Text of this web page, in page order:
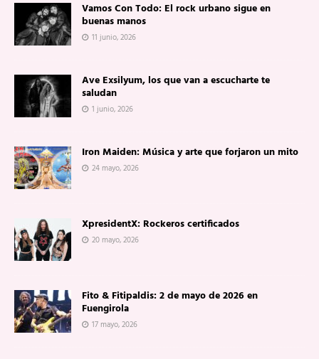
Vamos Con Todo: El rock urbano sigue en
buenas manos
11 junio, 2026
Ave Exsilyum, los que van a escucharte te
saludan
1 junio, 2026
Iron Maiden: Música y arte que forjaron un mito
24 mayo, 2026
XpresidentX: Rockeros certificados
20 mayo, 2026
Fito & Fitipaldis: 2 de mayo de 2026 en
Fuengirola
17 mayo, 2026